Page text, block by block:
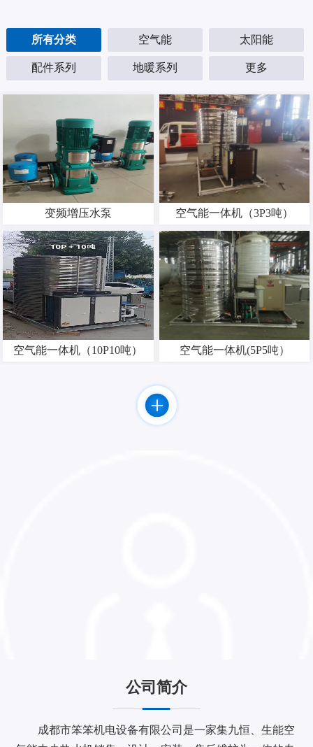
所有分类 空气能 太阳能
配件系列 地暖系列 更多
变频增压水泵 空气能一体机（3P3吨）
空气能一体机（10P10吨） 空气能一体机(5P5吨）
公司简介
成都市笨笨机电设备有限公司是一家集九恒、生能空